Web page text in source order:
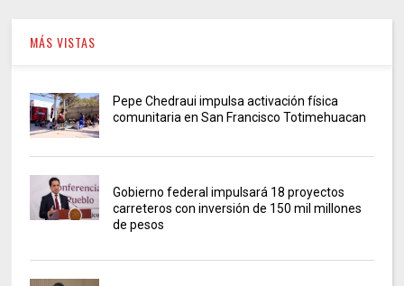
MÁS VISTAS
Pepe Chedraui impulsa activación física
comunitaria en San Francisco Totimehuacan
Gobierno federal impulsará 18 proyectos
carreteros con inversión de 150 mil millones
de pesos